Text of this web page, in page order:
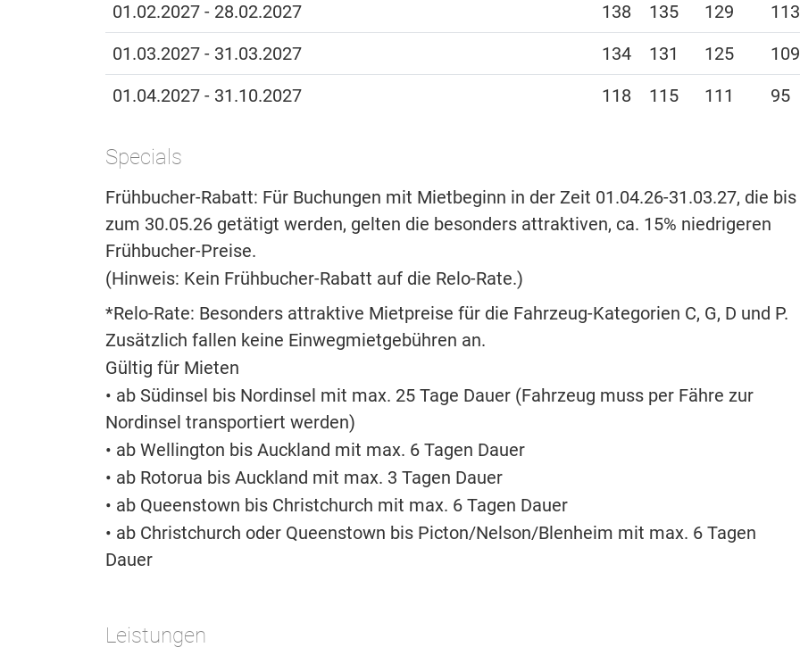
01.02.2027 - 28.02.2027
138 135 129
113
01.03.2027 - 31.03.2027
134 131 125
109
01.04.2027 - 31.10.2027
118 115 111 95
Specials
Frühbucher-Rabatt: Für Buchungen mit Mietbeginn in der Zeit 01.04.26-31.03.27, die bis
zum 30.05.26 getätigt werden, gelten die besonders attraktiven, ca. 15% niedrigeren
Frühbucher-Preise.
(Hinweis: Kein Frühbucher-Rabatt auf die Relo-Rate.)
*Relo-Rate: Besonders attraktive Mietpreise für die Fahrzeug-Kategorien C, G, D und P.
Zusätzlich fallen keine Einwegmietgebühren an.
Gültig für Mieten
• ab Südinsel bis Nordinsel mit max. 25 Tage Dauer (Fahrzeug muss per Fähre zur
Nordinsel transportiert werden)
• ab Wellington bis Auckland mit max. 6 Tagen Dauer
• ab Rotorua bis Auckland mit max. 3 Tagen Dauer
• ab Queenstown bis Christchurch mit max. 6 Tagen Dauer
• ab Christchurch oder Queenstown bis Picton/Nelson/Blenheim mit max. 6 Tagen
Dauer
Leistungen